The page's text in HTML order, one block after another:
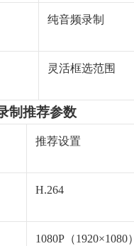
纯音频录制
灵活框选范围
制推荐参数
推荐设置
H.264
1080P（1920×1080）